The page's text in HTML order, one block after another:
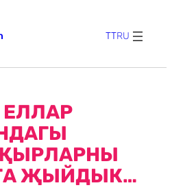
TTRU
ЕЛЛАР
ҖЫЙДЫК…